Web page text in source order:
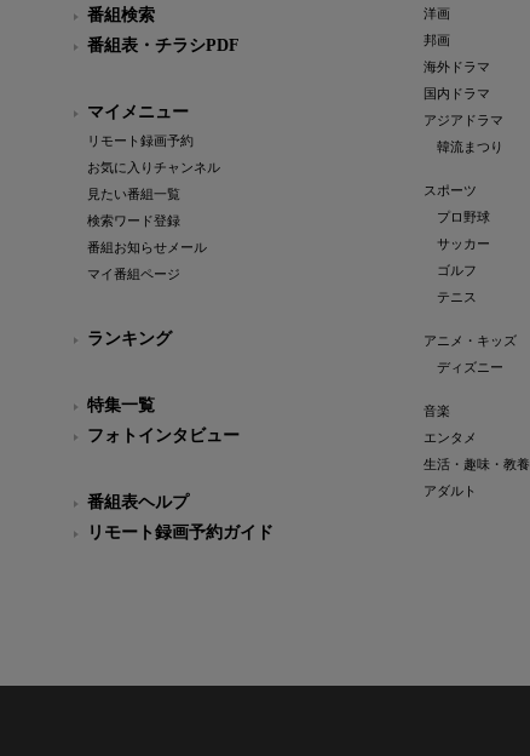
番組検索
番組表・チラシPDF
マイメニュー
リモート録画予約
お気に入りチャンネル
見たい番組一覧
検索ワード登録
番組お知らせメール
マイ番組ページ
ランキング
特集一覧
フォトインタビュー
番組表ヘルプ
リモート録画予約ガイド
洋画
邦画
海外ドラマ
国内ドラマ
アジアドラマ
韓流まつり
スポーツ
プロ野球
サッカー
ゴルフ
テニス
アニメ・キッズ
ディズニー
音楽
エンタメ
生活・趣味・教養
アダルト